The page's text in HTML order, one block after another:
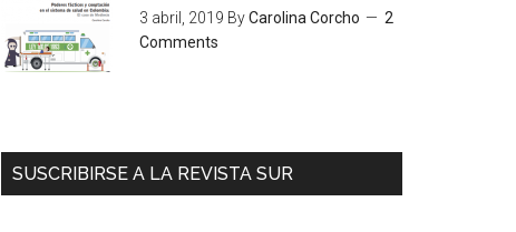
3 abril, 2019 ByCarolina Corcho
2
Comments
SUSCRIBIRSE A LA REVISTA SUR